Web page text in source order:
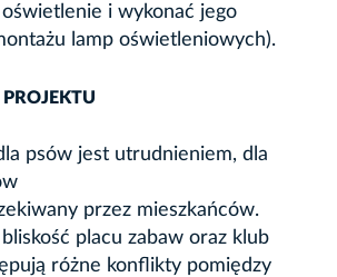
i wykonać jego
lamp oświetleniowych).
psów jest utrudnieniem, dla
przez mieszkańców.
placu zabaw oraz klub
różne konflikty pomiędzy